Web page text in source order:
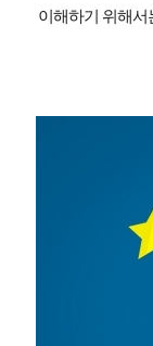
이해하기 위해서